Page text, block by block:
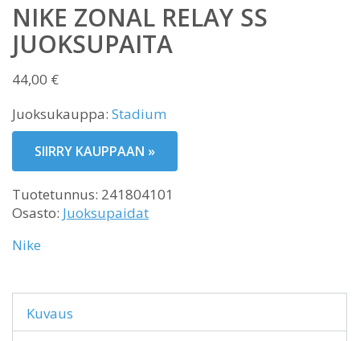
NIKE ZONAL RELAY SS
JUOKSUPAITA
44,00 €
Juoksukauppa: Stadium
SIIRRY KAUPPAAN »
Tuotetunnus: 241804101
Osasto: Juoksupaidat
Nike
Kuvaus